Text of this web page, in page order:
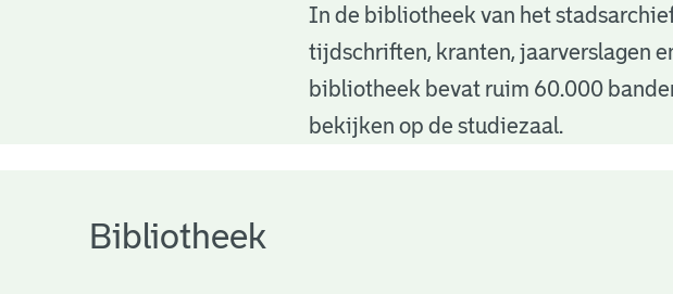
In de bibliotheek van het
tijdschriften, kranten, jaarverslagen
bibliotheek bevat ruim 60.000
bekijken op de studiezaal.
Bibliotheek